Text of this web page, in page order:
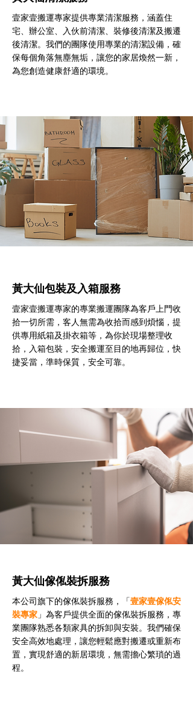
壹家壹搬運專家提供專業清潔服務，涵蓋住
宅、辦公室、入伙前清潔、裝修後清潔及搬遷
後清潔。我們的團隊使用專業的清潔設備，確
保每個角落無塵無垢，讓您的家居煥然一新，
為您創造健康舒適的環境。
黃大仙包裝及入箱服務
壹家壹搬運專家的專業搬運團隊為客戶上門收
拾一切所需，客人無需為收拾而感到煩惱，提
供專用紙箱及掛衣箱等，為你於現場整理收
拾，入箱包裝，安全搬運至目的地再歸位，快
捷妥當，準時保質，安全可靠。
黃大仙傢俬裝拆服務
本公司旗下的傢俬裝拆服務，「壹家壹傢俬安
裝專家 」為客戶提供全面的傢俬裝拆服務，專
業團隊熟悉各類家具的拆卸與安裝。我們確保
安全高效地處理，讓您輕鬆應對搬遷或重新布
置，實現舒適的新居環境，無需擔心繁瑣的過
程。